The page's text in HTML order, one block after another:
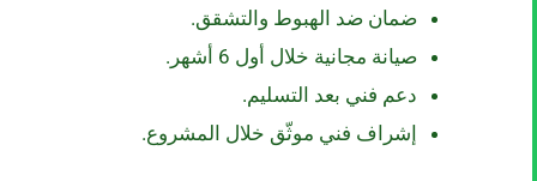
ضمان ضد الهبوط والتشقق.
صيانة مجانية خلال أول 6 أشهر.
دعم فني بعد التسليم.
إشراف فني موثّق خلال المشروع.